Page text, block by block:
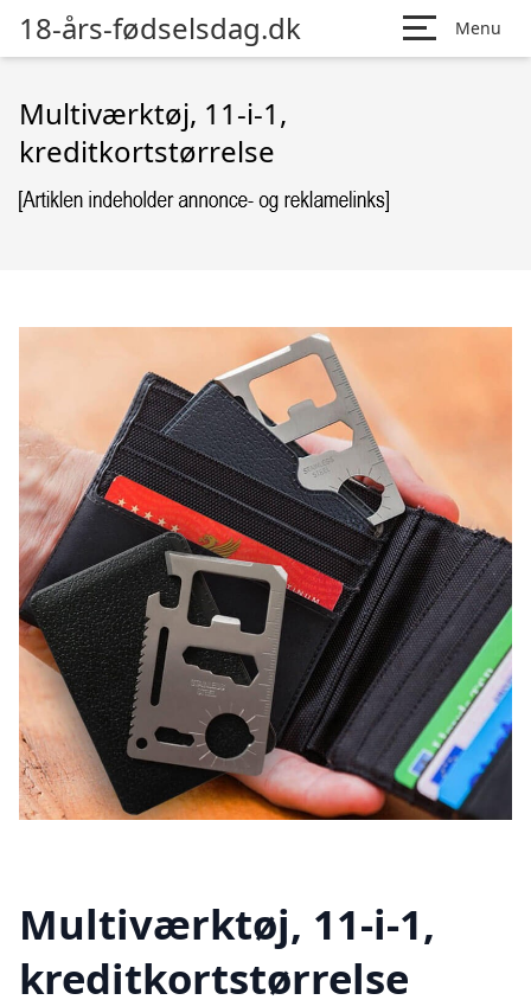
18-års-fødselsdag.dk Menu
Multiværktøj, 11-i-1,
kreditkortstørrelse
Multiværktøj, 11-i-1,
kreditkortstørrelse